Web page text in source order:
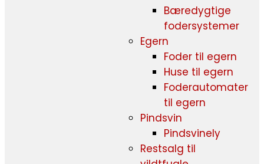
Bæredygtige
fodersystemer
Egern
Foder til egern
Huse til egern
Foderautomater
til egern
Pindsvin
Pindsvinely
Restsalg til